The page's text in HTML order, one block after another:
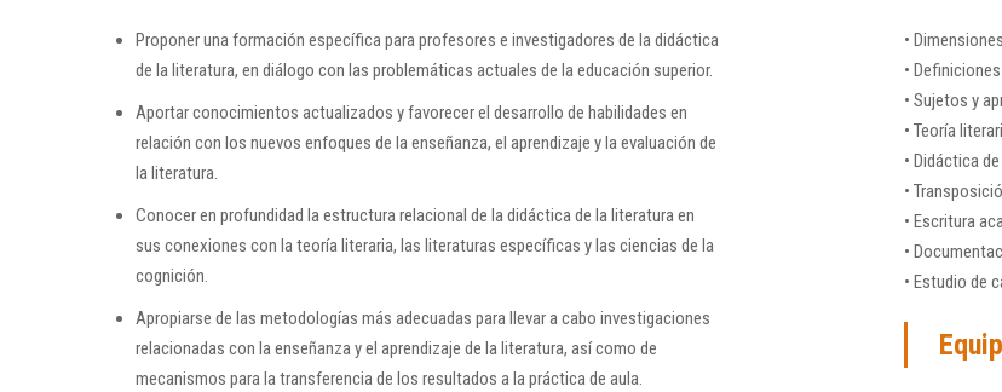
Proponer una formación específica para profesores e investigadores de la didáctica
de la literatura, en diálogo con las problemáticas actuales de la educación superior.
Aportar conocimientos actualizados y favorecer el desarrollo de habilidades en
relación con los nuevos enfoques de la enseñanza, el aprendizaje y la evaluación de
la literatura.
Conocer en profundidad la estructura relacional de la didáctica de la literatura en
sus conexiones con la teoría literaria, las literaturas específicas y las ciencias de la
cognición.
Apropiarse de las metodologías más adecuadas para llevar a cabo investigaciones
relacionadas con la enseñanza y el aprendizaje de la literatura, así como de
mecanismos para la transferencia de los resultados a la práctica de aula.
•
•
• Sujetos y
• Teoría
• Didáctica
•
• Escritura
•
• Estudio de